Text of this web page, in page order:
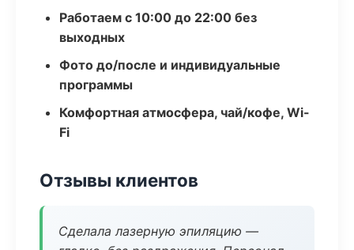
Работаем с 10:00 до 22:00 без
выходных
Фото до/после и индивидуальные
программы
Комфортная атмосфера, чай/кофе, Wi-
Fi
Отзывы клиентов
Сделала лазерную эпиляцию —